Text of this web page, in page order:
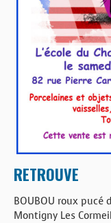
RETROUVE
BOUBOU roux pucé
Montigny Les